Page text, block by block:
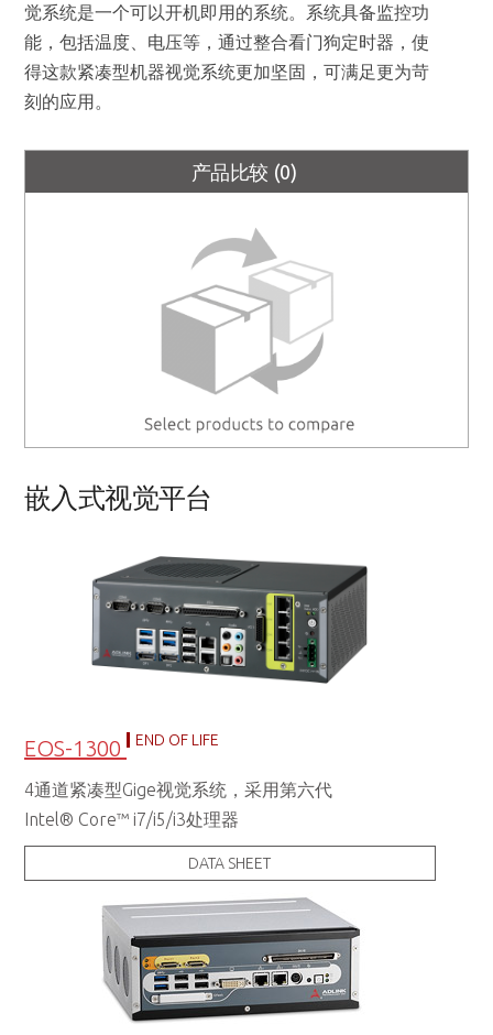
觉系统是一个可以开机即用的系统。系统具备监控功
能，包括温度、电压等，通过整合看门狗定时器，使
得这款紧凑型机器视觉系统更加坚固，可满足更为苛
刻的应用。
产品比较 (0)
嵌入式视觉平台
EOS-1300 END OF LIFE
4通道紧凑型Gige视觉系统，采用第六代
Intel® Core™ i7/i5/i3处理器
DATA SHEET